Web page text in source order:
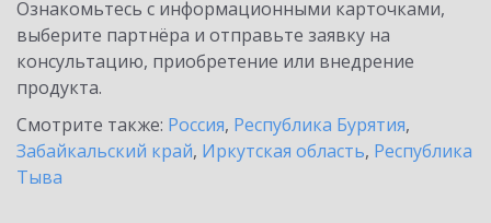
Ознакомьтесь с информационными карточками,
выберите партнёра и отправьте заявку на
консультацию, приобретение или внедрение
продукта.
Смотрите также: Россия, Республика Бурятия,
Забайкальский край, Иркутская область, Республика
Тыва